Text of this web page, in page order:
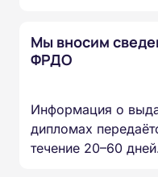
Мы вносим
ФРДО
Информация о
дипломах
течение 20–60